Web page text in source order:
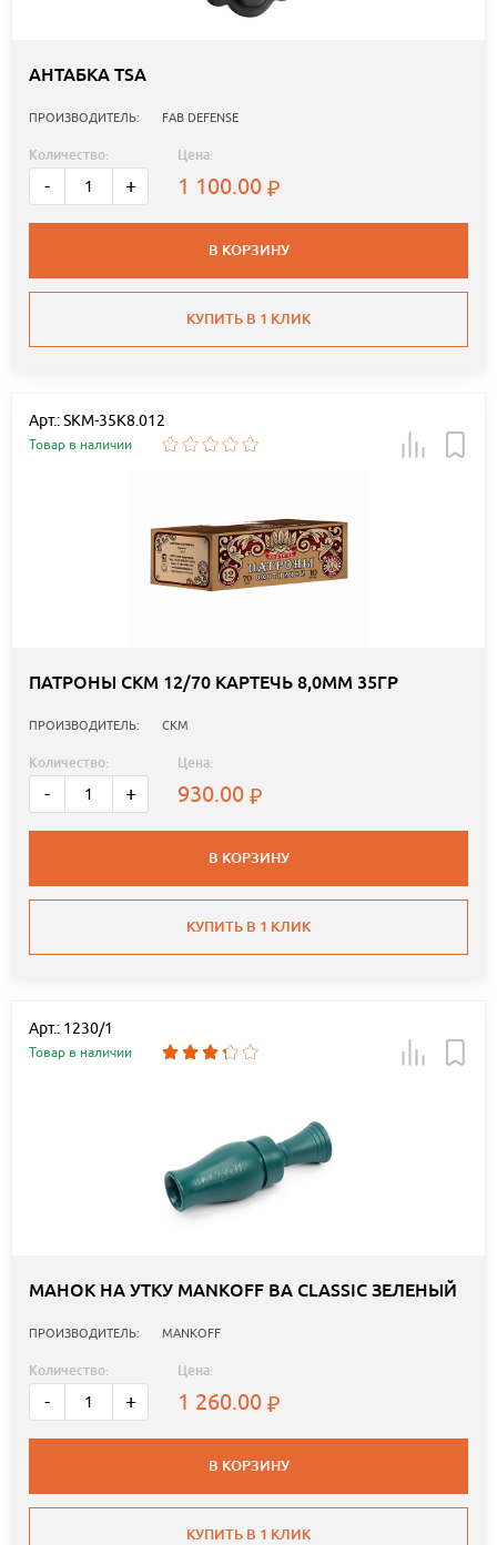
АНТАБКА TSA
ПРОИЗВОДИТЕЛЬ: FAB DEFENSE
Количество:
- +
Цена:
1 100.00
В КОРЗИНУ
КУПИТЬ В 1 КЛИК
Арт.: SKM-35K8.012
Товар в наличии
ПАТРОНЫ СКМ 12/70 КАРТЕЧЬ 8,0ММ 35ГР
ПРОИЗВОДИТЕЛЬ: СКМ
Количество:
- +
Цена:
930.00
В КОРЗИНУ
КУПИТЬ В 1 КЛИК
Арт.: 1230/1
Товар в наличии
МАНОК НА УТКУ MANKOFF BA CLASSIC ЗЕЛЕНЫЙ
ПРОИЗВОДИТЕЛЬ: MANKOFF
Количество:
- +
Цена:
1 260.00
В КОРЗИНУ
КУПИТЬ В 1 КЛИК